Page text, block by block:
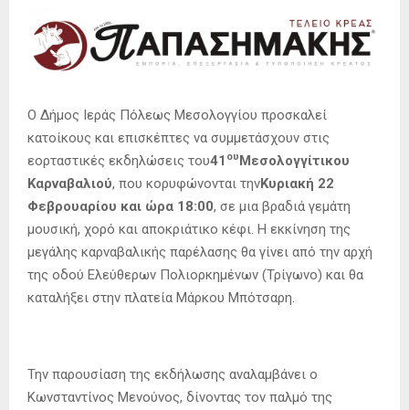
Ο Δήμος Ιεράς Πόλεως Μεσολογγίου προσκαλεί
κατοίκους και επισκέπτες να συμμετάσχουν στις
εορταστικές εκδηλώσεις του41 ουΜεσολογγίτικου
Καρναβαλιού, που κορυφώνονται τηνΚυριακή 22
Φεβρουαρίου και ώρα 18:00, σε μια βραδιά γεμάτη
μουσική, χορό και αποκριάτικο κέφι. Η εκκίνηση της
μεγάλης καρναβαλικής παρέλασης θα γίνει από την αρχή
της οδού Ελεύθερων Πολιορκημένων (Τρίγωνο) και θα
καταλήξει στην πλατεία Μάρκου Μπότσαρη.
Την παρουσίαση της εκδήλωσης αναλαμβάνει ο
Κωνσταντίνος Μενούνος, δίνοντας τον παλμό της